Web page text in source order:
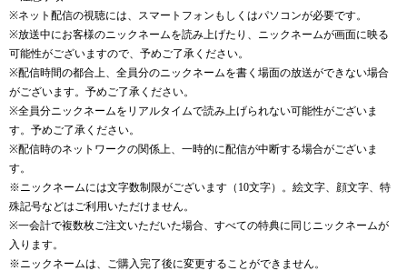
※ネット配信の視聴には、スマートフォンもしくはパソコンが必要です。
※放送中にお客様のニックネームを読み上げたり、ニックネームが画面に映る
可能性がございますので、予めご了承ください。
※配信時間の都合上、全員分のニックネームを書く場面の放送ができない場合
がございます。予めご了承ください。
※全員分ニックネームをリアルタイムで読み上げられない可能性がございま
す。予めご了承ください。
※配信時のネットワークの関係上、一時的に配信が中断する場合がございま
す。
※ニックネームには文字数制限がございます（10文字）。絵文字、顔文字、特
殊記号などはご利用いただけません。
※一会計で複数枚ご注文いただいた場合、すべての特典に同じニックネームが
入ります。
※ニックネームは、ご購入完了後に変更することができません。